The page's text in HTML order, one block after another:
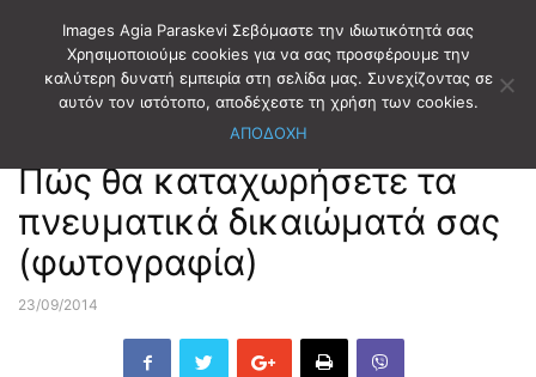
Αρχική ΑΡΘΡΟΓΡΑΦΙΑ
Πώς θα καταχωρήσετε τα
πνευματικά δικαιώματά σας
(φωτογραφία)
23/09/2014
Images Agia Paraskevi Σεβόμαστε την ιδιωτικότητά σας
Χρησιμοποιούμε cookies για να σας προσφέρουμε την
καλύτερη δυνατή εμπειρία στη σελίδα μας. Συνεχίζοντας σε
αυτόν τον ιστότοπο, αποδέχεστε τη χρήση των cookies.
ΑΠΟΔΟΧΗ